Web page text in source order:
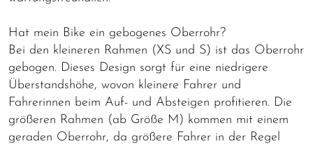
Hat mein Bike ein gebogenes Oberrohr?
Bei den kleineren Rahmen (XS und S) ist das Oberrohr
gebogen. Dieses Design sorgt für eine niedrigere
Überstandshöhe, wovon kleinere Fahrer und
Fahrerinnen beim Auf- und Absteigen profitieren. Die
größeren Rahmen (ab Größe M) kommen mit einem
geraden Oberrohr, da größere Fahrer in der Regel